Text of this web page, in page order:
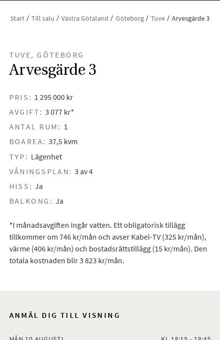
Start Till salu Västra Götaland Göteborg Tuve Arvesgärde 3
TUVE, GÖTEBORG
Arvesgärde 3
PRIS: 1 295 000 kr
AVGIFT: 3 077 kr*
ANTAL RUM: 1
BOAREA: 37,5 kvm
TYP: Lägenhet
VÅNINGSPLAN: 3 av 4
HISS: Ja
BALKONG: Ja
*I månadsavgiften ingår vatten. Ett obligatorisk tillägg
tillkommer om 746 kr/mån och avser Kabel-TV (325 kr/mån),
värme (406 kr/mån) och bostadsrättstillägg (15 kr/mån). Den
totala kostnaden blir 3 823 kr/mån.
ANMÄL DIG TILL VISNING